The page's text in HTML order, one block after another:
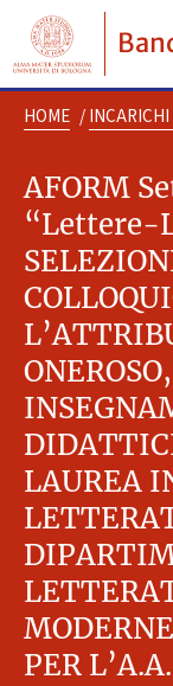
HOME /
AFORM
“Lettere-
LAUREA
PER